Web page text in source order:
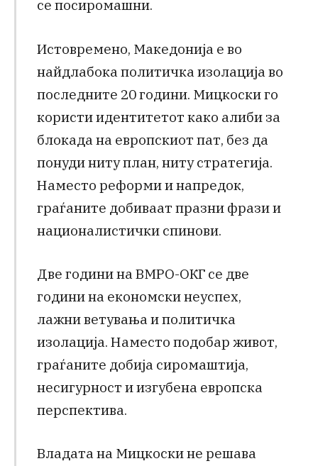
се посиромашни.
Истовремено, Македонија е во
найдлабока политичка изолација во
последните 20 години. Мицкоски го
користи идентитетот како алиби за
блокада на европскиот пат, без да
понуди ниту план, ниту стратегија.
Наместо реформи и напредок,
граѓаните добиваат празни фрази и
националистички спинови.
Две години на ВМРО-ОКГ се две
години на економски неуспех,
лажни ветувања и политичка
изолација. Наместо подобар живот,
граѓаните добија сиромаштија,
несигурност и изгубена европска
перспектива.
Владата на Мицкоски не решава